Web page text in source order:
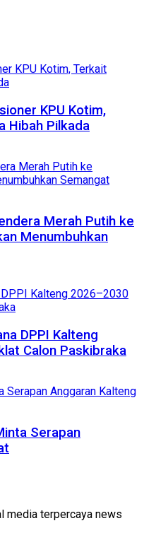
KPU Kotim,
Hibah Pilkada
Merah Putih ke
Menumbuhkan
DPPI Kalteng
Calon Paskibraka
Serapan
media terpercaya news